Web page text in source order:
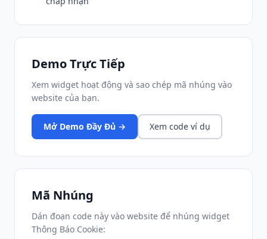
Demo Trực Tiếp
Xem widget hoạt động và sao chép mã nhúng vào
website của bạn.
Mở Demo Đầy Đủ → Xem code ví dụ
Mã Nhúng
Dán đoạn code này vào website để nhúng widget
Thông Báo Cookie: